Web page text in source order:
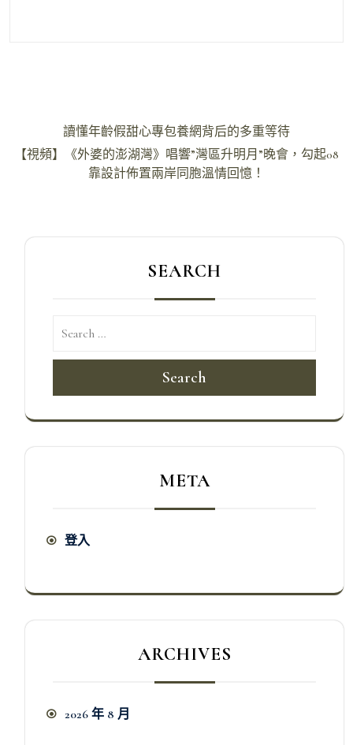
章
讀懂年齡假甜心專包養網背后的多重等待
【視頻】《外婆的澎湖灣》唱響”灣區升明月”晚會，勾起08
靠設計佈置兩岸同胞溫情回憶！
SEARCH
Search
META
登入
ARCHIVES
2026 年 8 月